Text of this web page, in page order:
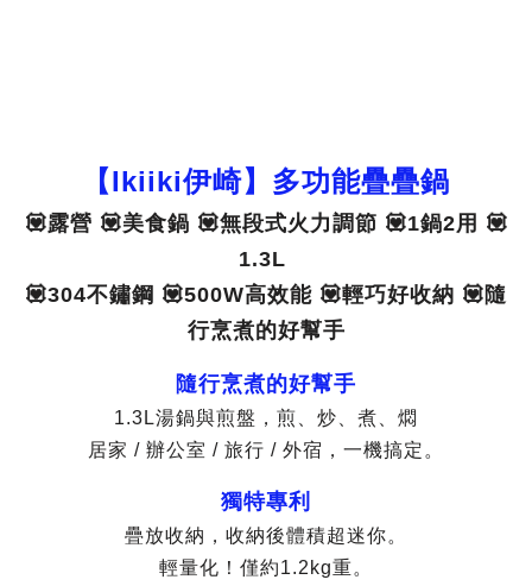
【Ikiiki伊崎】多功能疊疊鍋
💟露營 💟美食鍋 💟無段式火力調節 💟1鍋2用 💟
1.3L
💟304不鏽鋼 💟500W高效能 💟輕巧好收納 💟隨
行烹煮的好幫手
隨行烹煮的好幫手
1.3L湯鍋與煎盤，煎、炒、煮、燜
居家 / 辦公室 / 旅行 / 外宿，一機搞定。
獨特專利
疊放收納，收納後體積超迷你。
輕量化！僅約1.2kg重。